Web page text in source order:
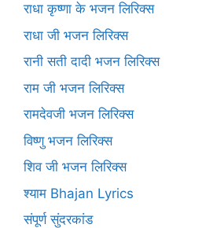
राधा कृष्णा के भजन लिरिक्स
राधा जी भजन लिरिक्स
रानी सती दादी भजन लिरिक्स
राम जी भजन लिरिक्स
रामदेवजी भजन लिरिक्स
विष्णु भजन लिरिक्स
शिव जी भजन लिरिक्स
श्याम Bhajan Lyrics
संपूर्ण सुंदरकांड